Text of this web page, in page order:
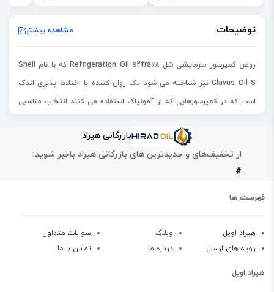
توضیحات مشاهده بیشتر
روغن کمپرسور سرمایشی شل Refrigeration Oil s2fra68 که با نام Shell
Clavus Oil S نیز شناخته می شود یک روان کننده با اختلاط پذیری اندک
است که در کمپرسورهایی که از آمونیاک استفاده می کنند انتخاب مناسبی
سیستم هایی که در آن جداسازی روغن ضروری است، طراحی شده است. برای
دریافت اطلاعات جزئی تر و آگاهی از روش مناسب استفاده از محصول می
توانید به دیتا‌شیت که در ادامه قرار داده شده مراجعه کنید.
حداقلی ضخامت روغن
حفاظت از سطح تبخیر کننده سیستم
خاصیت پایداری اکسیداسیون عالی
بازرگانی هیراد
از تخفیف‌های و جدیدترین های بازرگانی هیراد باخبر شوید:
#
فهرست ها
هیراد اویل وبلاگ
سوالات متداول
رویه های ارسال
درباره ما تماس با ما
هیراد اویل